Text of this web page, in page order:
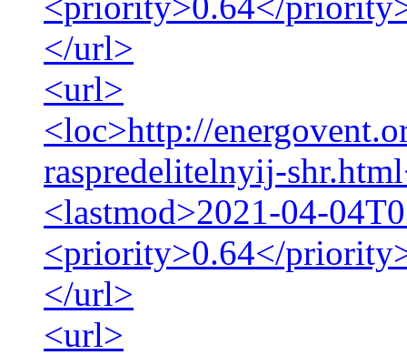
</url>
<url>
<loc>http://
raspredelitelnyij-
<lastmod>2021-04-
<priority>0.64</
</url>
<url>